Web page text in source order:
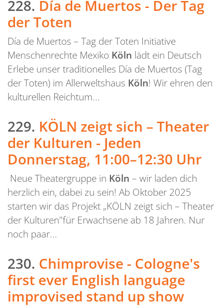
228. Día de Muertos - Der Tag
der Toten
Día de Muertos – Tag der Toten Initiative
Menschenrechte Mexiko Köln lädt ein Deutsch
Erlebe unser traditionelles Día de Muertos (Tag
der Toten) im Allerweltshaus Köln! Wir ehren den
kulturellen Reichtum...
229. KÖLN zeigt sich – Theater
der Kulturen - Jeden
Donnerstag, 11:00–12:30 Uhr
Neue Theatergruppe in Köln – wir laden dich
herzlich ein, dabei zu sein! Ab Oktober 2025
starten wir das Projekt „KÖLN zeigt sich – Theater
der Kulturen"für Erwachsene ab 18 Jahren. Nur
noch paar...
230. Chimprovise - Cologne's
first ever English language
improvised stand up show